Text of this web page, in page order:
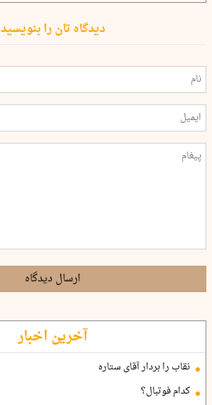
دیدگاه تان را بنویسید
ارسال دیدگاه
آخرین اخبار
نقاب را بردار آقای ستاره
کدام فوتبال؟